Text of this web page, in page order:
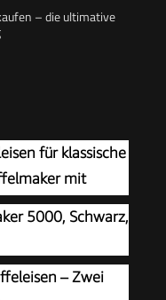
– die ultimative
für klassische
mit
für
Ostern oder
Watt, Farbe:
5000, Schwarz,
– Zwei